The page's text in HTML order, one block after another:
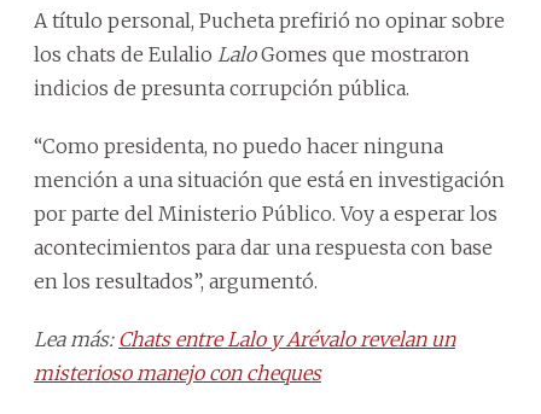
A título personal, Pucheta prefirió no opinar sobre
los chats de Eulalio LaloGomes que mostraron
indicios de presunta corrupción pública.
“Como presidenta, no puedo hacer ninguna
mención a una situación que está en investigación
por parte del Ministerio Público. Voy a esperar los
acontecimientos para dar una respuesta con base
en los resultados”, argumentó.
Lea más: Chats entre Lalo y Arévalo revelan un
misterioso manejo con cheques